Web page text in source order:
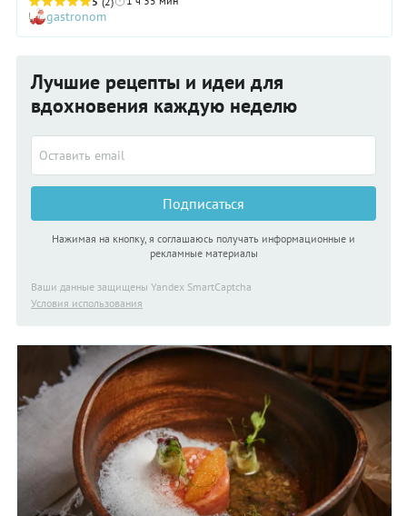
gastronom
Лучшие рецепты и идеи для
вдохновения каждую неделю
Подписаться
Нажимая на кнопку, я соглашаюсь получать информационные и
рекламные материалы
Ваши данные защищены Yandex SmartCaptcha
Условия использования